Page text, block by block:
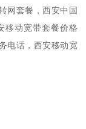
网套餐，西安中国
移动宽带套餐价格
电话，西安移动宽